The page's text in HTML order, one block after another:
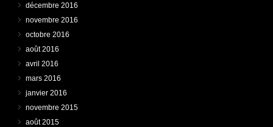
décembre 2016
novembre 2016
octobre 2016
août 2016
avril 2016
mars 2016
janvier 2016
novembre 2015
août 2015